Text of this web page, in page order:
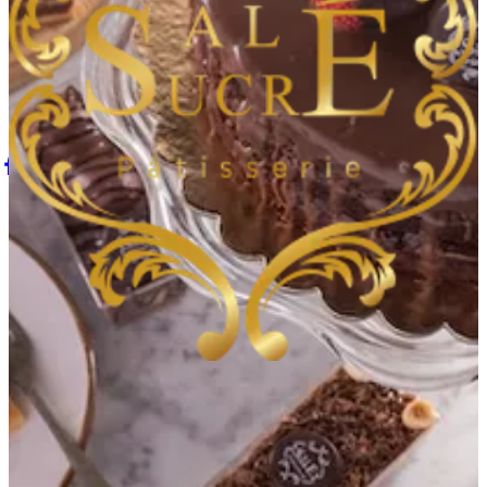
اختر طريقة الطلب
ساليه سوكريه
شركة برفكشناري للتجارة العامة ذ.م.م
مساعدة